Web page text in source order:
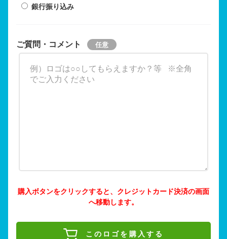
銀行振り込み
ご質問・コメント
購入ボタンをクリックすると、クレジットカード決済の画面
へ移動します。
このロゴを購入する